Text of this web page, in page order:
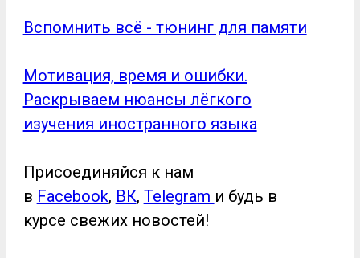
Вспомнить всё - тюнинг для памяти
Мотивация, время и ошибки.
Раскрываем нюансы лёгкого
изучения иностранного языка
Присоединяйся к нам
в Facebook, ВК, Telegram и будь в
курсе свежих новостей!